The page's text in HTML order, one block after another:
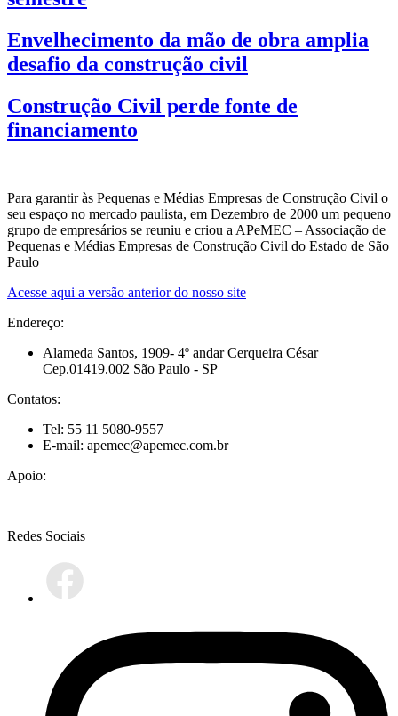
Envelhecimento da mão de obra amplia
desafio da construção civil
Construção Civil perde fonte de
financiamento
Para garantir às Pequenas e Médias Empresas de Construção Civil o
seu espaço no mercado paulista, em Dezembro de 2000 um pequeno
grupo de empresários se reuniu e criou a APeMEC – Associação de
Pequenas e Médias Empresas de Construção Civil do Estado de São
Paulo
Acesse aqui a versão anterior do nosso site
Endereço:
Alameda Santos, 1909- 4º andar Cerqueira César
Cep.01419.002 São Paulo - SP
Contatos:
Tel: 55 11 5080-9557
E-mail: apemec@apemec.com.br
Apoio:
Redes Sociais